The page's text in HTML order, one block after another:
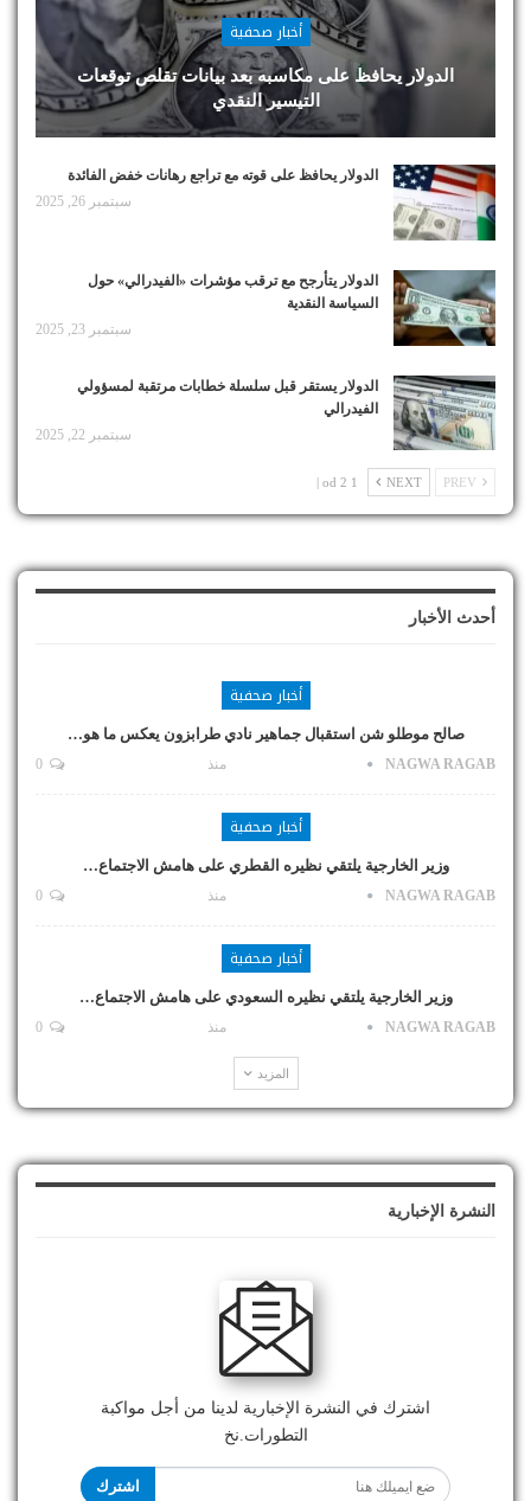
أخبار صحفية
الدولار يحافظ على مكاسبه بعد بيانات تقلص توقعات
التيسير النقدي
الدولار يحافظ على قوته مع تراجع رهانات خفض الفائدة
سبتمبر 26, 2025
الدولار يتأرجح مع ترقب مؤشرات «الفيدرالي» حول
السياسة النقدية
سبتمبر 23, 2025
الدولار يستقر قبل سلسلة خطابات مرتقبة لمسؤولي
الفيدرالي
سبتمبر 22, 2025
NEXT
1 od 2 |
أحدث الأخبار
أخبار صحفية
صالح موطلو شن استقبال جماهير نادي طرابزون يعكس ما هو…
NAGWA RAGAB منذ
أخبار صحفية
وزير الخارجية يلتقي نظيره القطري على هامش الاجتماع…
NAGWA RAGAB منذ
أخبار صحفية
وزير الخارجية يلتقي نظيره السعودي على هامش الاجتماع…
NAGWA RAGAB منذ
المزيد
النشرة الإخبارية
اشترك في النشرة الإخبارية لدينا من أجل مواكبة
التطورات.نخ
اشترك